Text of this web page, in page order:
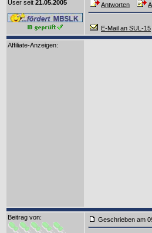
User seit 21.05.2005 Antworten
E-Mail an SUL-15
Affiliate-Anzeigen:
Beitrag von: Geschrieben am